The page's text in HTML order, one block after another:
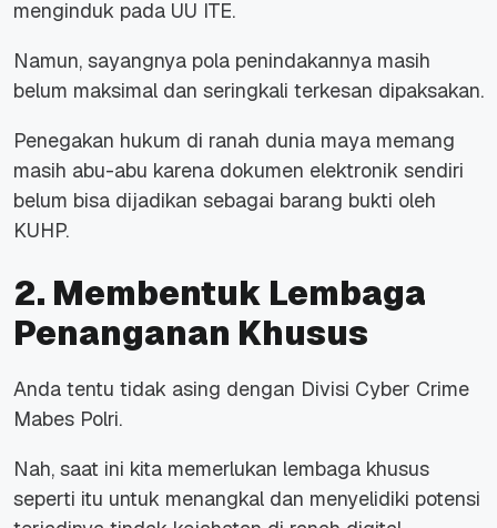
menginduk pada UU ITE.
Namun, sayangnya pola penindakannya masih
belum maksimal dan seringkali terkesan dipaksakan.
Penegakan hukum di ranah dunia maya memang
masih abu-abu karena dokumen elektronik sendiri
belum bisa dijadikan sebagai barang bukti oleh
KUHP.
2. Membentuk Lembaga
Penanganan Khusus
Anda tentu tidak asing dengan Divisi Cyber Crime
Mabes Polri.
Nah, saat ini kita memerlukan lembaga khusus
seperti itu untuk menangkal dan menyelidiki potensi